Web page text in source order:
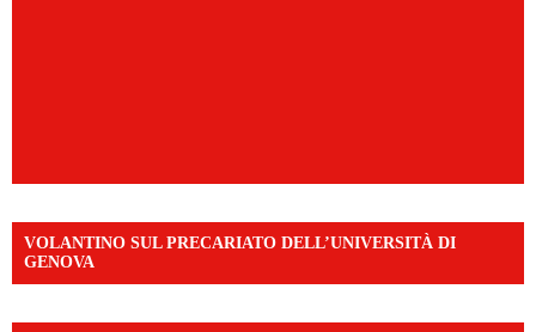
VOLANTINO SUL PRECARIATO DELL’UNIVERSITÀ DI
GENOVA